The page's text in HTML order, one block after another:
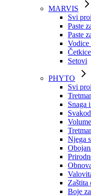
MARVIS
Svi
Paste
Paste
Vodice
Setovi
PHYTO
Svi
Snaga
Njega
Zaštita
Boje